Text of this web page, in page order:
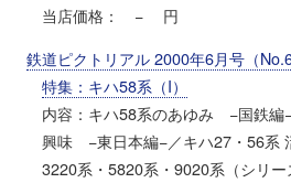
当店価格： − 円
鉄道ピクトリアル 2000年6月号（
特集：キハ58系（I）
内容：キハ58系のあゆみ −国鉄編
興味 −東日本編−／キハ27・56系
3220系・5820系・9020系（シリ